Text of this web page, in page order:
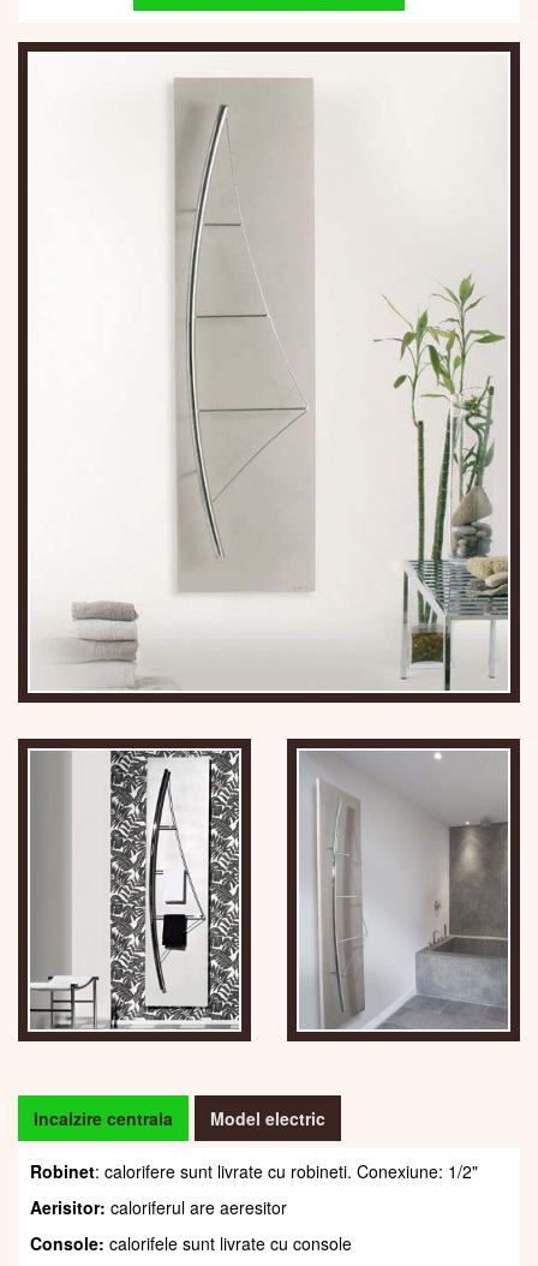
Incalzire centrala Model electric
Robinet: calorifere sunt livrate cu robineti. Conexiune: 1/2"
Aerisitor: caloriferul are aeresitor
Console: calorifele sunt livrate cu console